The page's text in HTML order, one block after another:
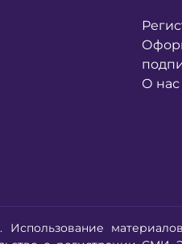
О нас